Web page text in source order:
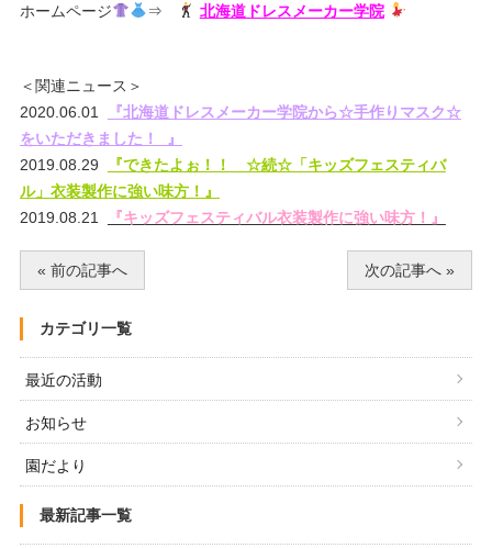
ホームページ ⇒ 北海道ドレスメーカー学院
＜関連ニュース＞
2020.06.01
『北海道ドレスメーカー学院から☆手作りマスク☆
をいただきました！ 』
2019.08.29
『できたよぉ！！ ☆続☆「キッズフェスティバ
ル」衣装製作に強い味方！』
2019.08.21
『キッズフェスティバル衣装製作に強い味方！』
« 前の記事へ 次の記事へ »
カテゴリ一覧
最近の活動
お知らせ
園だより
最新記事一覧